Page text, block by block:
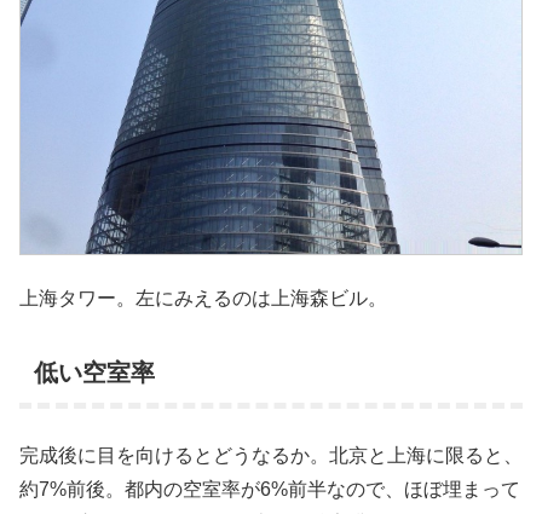
上海タワー。左にみえるのは上海森ビル。
低い空室率
完成後に目を向けるとどうなるか。北京と上海に限ると、
約7%前後。都内の空室率が6%前半なので、ほぼ埋まって